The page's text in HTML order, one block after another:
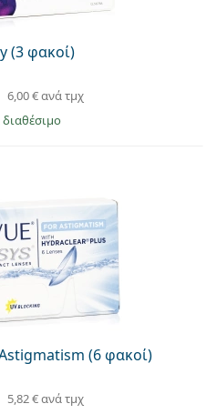
(3 φακοί)
6,00 €ανά τμχ
διαθέσιμο
(6 φακοί)
5,82 €ανά τμχ